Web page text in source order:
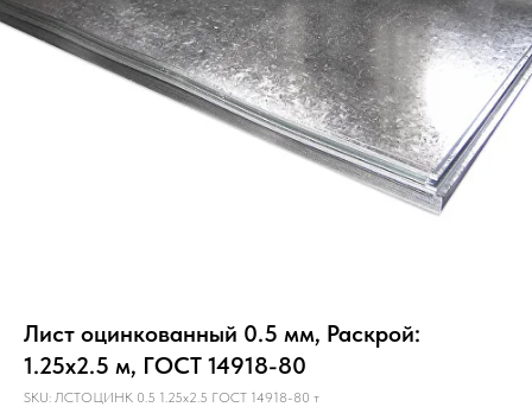
Лист оцинкованный 0.5 мм, Раскрой:
1.25х2.5 м, ГОСТ 14918-80
SKU: ЛСТОЦИНК 0.5 1.25х2.5 ГОСТ 14918-80 т